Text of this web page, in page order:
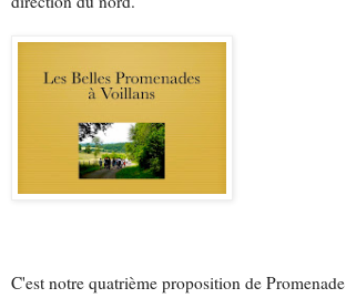
C'est notre quatrième proposition de Promenade